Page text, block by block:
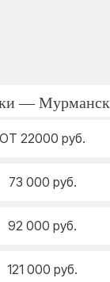
— Мурманск
ОТ 22000 руб.
73 000 руб.
92 000 руб.
121 000 руб.